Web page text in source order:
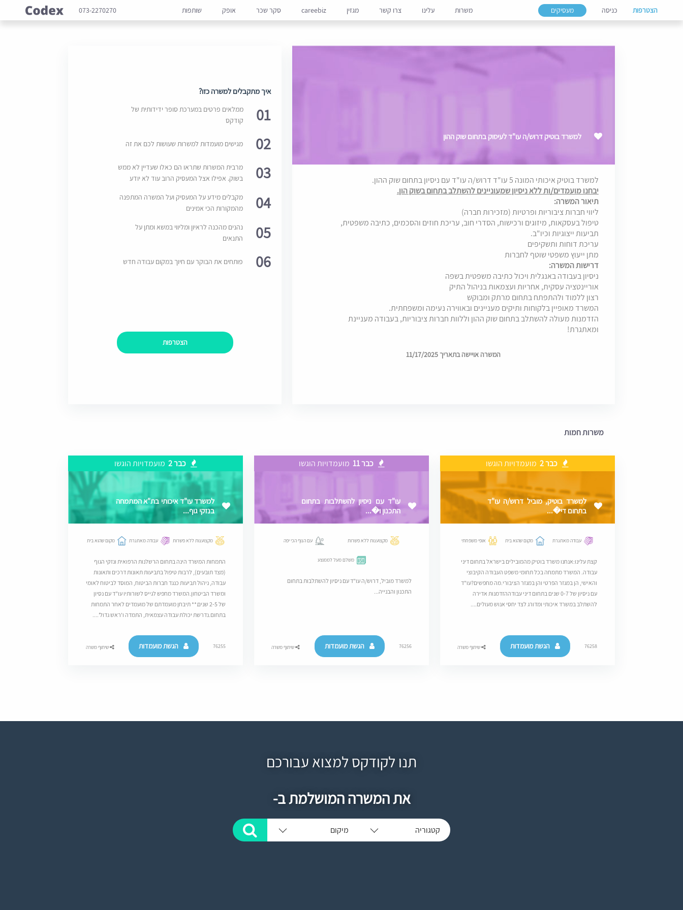
הצטרפות כניסה מעסיקים משרות עלינו צרו קשר מגזין careebiz סקר שכר אופק שותפות 073-2270270
למשרד בוטיק דרוש/ה עו"ד לעיסוק בתחום שוק ההון
למשרד בוטיק איכותי המונה 5 עו"ד דרוש/ה עו"ד עם ניסיון בתחום שוק ההון.
יבחנו מועמדים/ות ללא ניסיון שמעוניינים להשתלב בתחום בשוק הון.
תיאור המשרה:
ליווי חברות ציבוריות ופרטיות (מזכירות חברה)
טיפול בעסקאות, מיזוגים ורכישות, הסדרי חוב, עריכת חוזים והסכמים, כתיבה משפטית,
תביעות ייצוגיות וכיו"ב.
עריכת דוחות ותשקיפים
מתן ייעוץ משפטי שוטף לחברות
דרישות המשרה:
ניסיון בעבודה באנגלית ויכול כתיבה משפטית בשפה
אוריינטציה עסקית, אחריות ועצמאות בניהול התיק
רצון ללמוד ולהתפתח בתחום מרתק ומבוקש
המשרד מאופיין בלקוחות ותיקים מעניינים ובאווירה נעימה ומשפחתית.
הזדמנות מעולה להשתלב בתחום שוק ההון וללוות חברות ציבוריות, בעבודה מעניינת
ומאתגרת!
המשרה אויישה בתאריך 11/17/2025
איך מתקבלים למשרה כזו?
01
ממלאים פרטים במערכת סופר ידידותית של
קודקס
02 מגישים מועמדות למשרות שעושות לכם את זה
03
מרבית המשרות שתראו הם כאלו שעדיין לא ממש
בשוק. אפילו אצל המעסיק הרוב עוד לא יודע
04
מקבלים מידע על המעסיק ועל המשרה המתפנה
מהמקורות הכי אמינים
05
נהנים מהכנה לראיון ומליווי במשא ומתן על
התנאים
06 פותחים את הבוקר עם חיוך במקום עבודה חדש
הצטרפות
משרות חמות
כבר 2 מועמדויות הוגשו
למשרד בוטיק, מוביל דרוש/ה עו"ד
בתחום די�...
עבודה מאתגרת מקום שהוא בית אופי משפחתי
קצת עלינו:אנחנו משרד בוטיק מהמובילים בישראל בתחום דיני
עבודה. המשרד מתמחה בכל תחומי משפט העבודה הקיבוצי
והאישי, הן במגזר הפרטי והן במגזר הציבורי.מה מחפשים?עו"ד
עם ניסיון של 0-7 שנים בתחום דיני עבודההזדמנות אדירה
להשתלב במשרד איכותי ומדורג לצד יחסי אנוש מעולים....
76258 הגשת מועמדות שיתוף משרה
כבר 11 מועמדויות הוגשו
עו"ד עם ניסיון להשתלבות בתחום
התכנון ו�...
מקצוענות ללא פשרות עם הנוף הכי יפה
משלם מעל לממוצע
למשרד מוביל, דרוש/ה עו"ד עם ניסיון להשתלבות בתחום
התכנון והבנייה...
76256 הגשת מועמדות שיתוף משרה
כבר 2 מועמדויות הוגשו
למשרד עו"ד איכותי בת"א המתמחה
בנזקי גוף...
מקצוענות ללא פשרות עבודה מאתגרת מקום שהוא בית
התמחות המשרד הינה בתחום הרשלנות הרפואית ונזקי הגוף
(מצד תובעים), לרבות טיפול בתביעות תאונות דרכים ותאונות
עבודה, ניהול תביעות כנגד חברות הביטוח, המוסד לביטוח לאומי
ומשרד הביטחון.המשרד מחפש לגייס לשורותיו עו"ד עם נסיון
של 2-5 שנים.** תיבחן מועמדתם של מועמדים לאחר התמחות
בתחום.נדרשת יכולת עבודה עצמאית, התמדה ו'ראש גדול'....
76255 הגשת מועמדות שיתוף משרה
תנו לקודקס למצוא עבורכם
את המשרה המושלמת ב-
קטגוריה מיקום